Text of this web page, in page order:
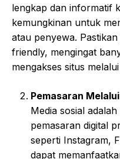
lengkap dan informatif
kemungkinan untuk
atau penyewa.
friendly, mengingat
mengakses situs
Pemasaran
Media sosial
pemasaran digital
seperti Instagram,
dapat